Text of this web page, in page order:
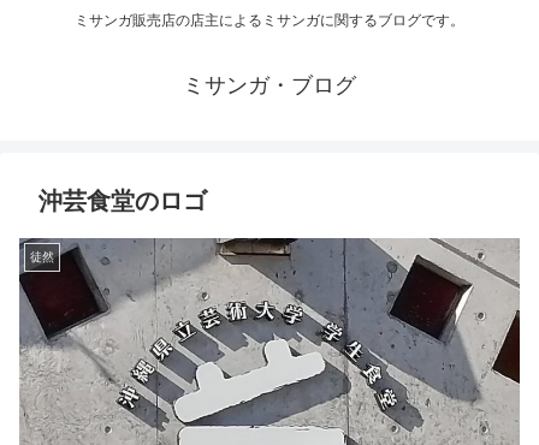
ミサンガ販売店の店主によるミサンガに関するブログです。
ミサンガ・ブログ
沖芸食堂のロゴ
徒然